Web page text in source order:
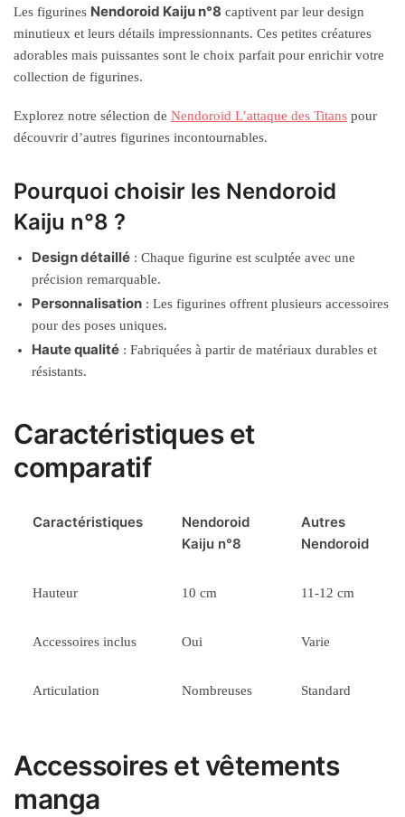
Les figurines Nendoroid Kaiju n°8 captivent par leur design
minutieux et leurs détails impressionnants. Ces petites créatures
adorables mais puissantes sont le choix parfait pour enrichir votre
collection de figurines.
Explorez notre sélection de Nendoroid L’attaque des Titans pour
découvrir d’autres figurines incontournables.
Pourquoi choisir les Nendoroid
Kaiju n°8 ?
Design détaillé : Chaque figurine est sculptée avec une
précision remarquable.
Personnalisation : Les figurines offrent plusieurs accessoires
pour des poses uniques.
Haute qualité : Fabriquées à partir de matériaux durables et
résistants.
Caractéristiques et
comparatif
Caractéristiques
Nendoroid
Kaiju n°8
Autres
Nendoroid
Hauteur 10 cm 11-12 cm
Accessoires inclus Oui Varie
Articulation Nombreuses Standard
Accessoires et vêtements
manga